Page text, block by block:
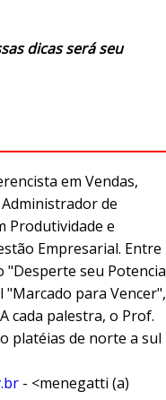
dicas será seu
em Vendas,
de
Produtividade e
Empresarial. Entre
"Desperte seu
"Marcado para Vencer",
cada palestra, o Prof.
platéias de norte a sul
- <menegatti (a)